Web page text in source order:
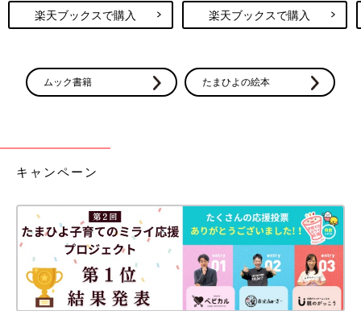
楽天ブックスで購入 楽天ブックスで購入
ムック書籍 たまひよの絵本
キャンペーン